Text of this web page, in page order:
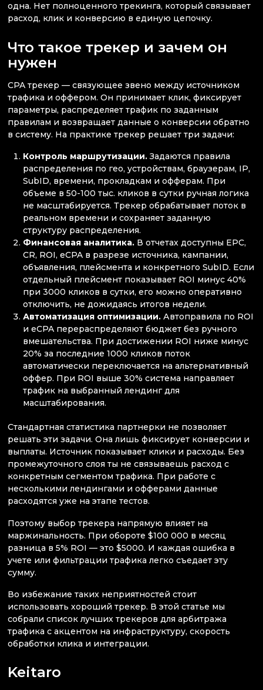
одна. Нет полноценного трекинга, который связывает
расход, клик и конверсию в единую цепочку.
Что такое трекер и зачем он
нужен
CPA трекер — связующее звено между источником
трафика и оффером. Он принимает клик, фиксирует
параметры, распределяет трафик по заданным
правилам и возвращает данные о конверсии обратно
в систему. На практике трекер решает три задачи:
Контроль маршрутизации.Задаются правила
распределения по гео, устройствам, браузерам, IP,
SubID, времени, прокладкам и офферам. При
объеме в 50-100 тыс. кликов в сутки ручная логика
не масштабируется. Трекер обрабатывает поток в
реальном времени и сохраняет заданную
структуру распределения.
Финансовая аналитика. В отчетах доступны EPC,
CR, ROI, eCPA в разрезе источника, кампании,
объявления, плейсмента и конкретного SubID. Если
отдельный плейсмент показывает ROI минус 40%
при 3000 кликов в сутки, его можно оперативно
отключить, не дожидаясь итогов недели.
Автоматизация оптимизации. Автоправила по ROI
и eCPA перераспределяют бюджет без ручного
вмешательства. При достижении ROI ниже минус
20% за последние 1000 кликов поток
автоматически переключается на альтернативный
оффер. При ROI выше 30% система направляет
трафик на выбранный лендинг для
масштабирования.
Стандартная статистика партнерки не позволяет
решать эти задачи. Она лишь фиксирует конверсии и
выплаты. Источник показывает клики и расходы. Без
промежуточного слоя ты не связываешь расход с
конкретным сегментом трафика. При работе с
несколькими лендингами и офферами данные
расходятся уже на этапе тестов.
Поэтому выбор трекера напрямую влияет на
маржинальность. При обороте $100 000 в месяц
разница в 5% ROI — это $5000. И каждая ошибка в
учете или фильтрации трафика легко съедает эту
сумму.
Во избежание таких неприятностей стоит
использовать хороший трекер. В этой статье мы
собрали список лучших трекеров для арбитража
трафика с акцентом на инфраструктуру, скорость
обработки клика и интеграции.
Keitaro